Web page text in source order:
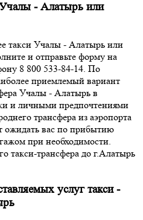
Учалы - Алатырь или
такси Учалы - Алатырь или
и отправьте форму на
8 800 533-84-14. По
приемлемый вариант
Учалы - Алатырь в
и личными предпочтениями
трансфера из аэропорта
ожидать вас по прибытию
при необходимости.
такси-трансфера до г.Алатырь
услуг такси -